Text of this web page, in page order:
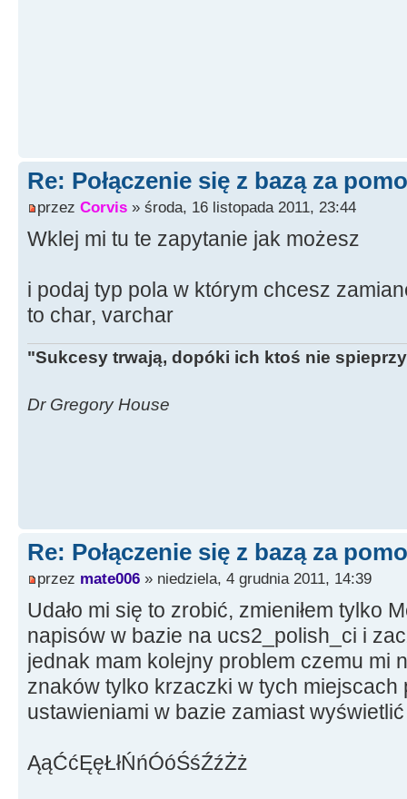
Re: Połączenie się z bazą za
przez Corvis » środa, 16 listopada 2011, 23:44
Wklej mi tu te zapytanie jak możesz
i podaj typ pola w którym chcesz
to char, varchar
"Sukcesy trwają, dopóki ich ktoś nie
Dr Gregory House
Re: Połączenie się z bazą za
przez mate006 » niedziela, 4 grudnia 2011, 14:39
Udało mi się to zrobić, zmieniłem tylko
napisów w bazie na ucs2_polish_ci i
jednak mam kolejny problem czemu mi
znaków tylko krzaczki w tych miejscach
ustawieniami w bazie zamiast wyświetlić
ĄąĆćĘęŁłŃńÓóŚśŹźŻż